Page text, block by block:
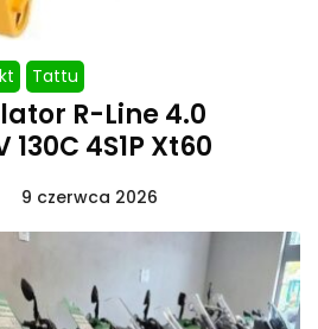
Tattu
R-Line 4.0
130C 4S1P Xt60
9 czerwca 2026